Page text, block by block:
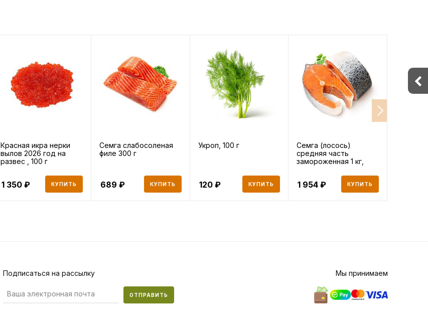
Красная икра нерки
вылов 2026 год на
развес , 100 г
1 350 КУПИТЬ
Семга слабосоленая
филе 300 г
689 КУПИТЬ
Укроп, 100 г
120 КУПИТЬ
Семга (лосось)
средняя часть
замороженная 1 кг,
1 954 КУПИТЬ
Подписаться на рассылку
ОТПРАВИТЬ
Мы принимаем